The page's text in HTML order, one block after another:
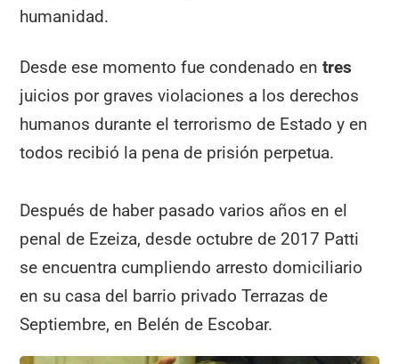
humanidad.
Desde ese momento fue condenado entres
juicios por graves violaciones a los derechos
humanos durante el terrorismo de Estado y en
todos recibió la pena de prisión perpetua.
Después de haber pasado varios años en el
penal de Ezeiza, desde octubre de 2017 Patti
se encuentra cumpliendo arresto domiciliario
en su casa del barrio privado Terrazas de
Septiembre, en Belén de Escobar.